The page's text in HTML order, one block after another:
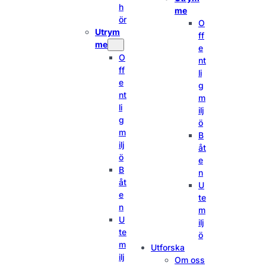
h
ör
Utrym
me
O
ff
e
nt
li
g
m
ilj
ö
B
åt
e
n
U
te
m
ilj
me
O
ff
e
nt
li
g
m
ilj
ö
B
åt
e
n
U
te
m
ilj
ö
Utforska
Om oss